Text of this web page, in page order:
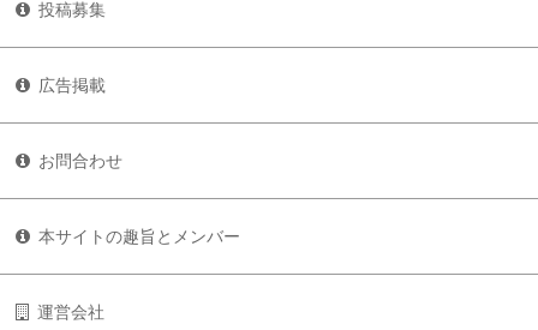
投稿募集
広告掲載
お問合わせ
本サイトの趣旨とメンバー
運営会社